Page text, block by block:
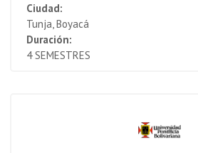
Ciudad:
Tunja, Boyacá
Duración:
4 SEMESTRES